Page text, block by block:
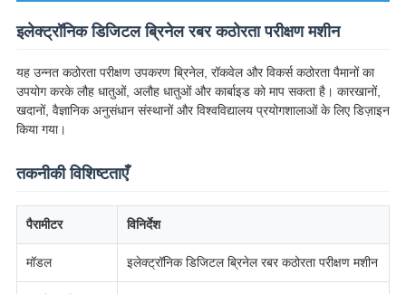
इलेक्ट्रॉनिक डिजिटल ब्रिनेल रबर कठोरता परीक्षण मशीन
यह उन्नत कठोरता परीक्षण उपकरण ब्रिनेल, रॉकवेल और विकर्स कठोरता पैमानों का
उपयोग करके लौह धातुओं, अलौह धातुओं और कार्बाइड को माप सकता है। कारखानों,
खदानों, वैज्ञानिक अनुसंधान संस्थानों और विश्वविद्यालय प्रयोगशालाओं के लिए डिज़ाइन
किया गया।
तकनीकी विशिष्टताएँ
पैरामीटर विनिर्देश
मॉडल इलेक्ट्रॉनिक डिजिटल ब्रिनेल रबर कठोरता परीक्षण मशीन